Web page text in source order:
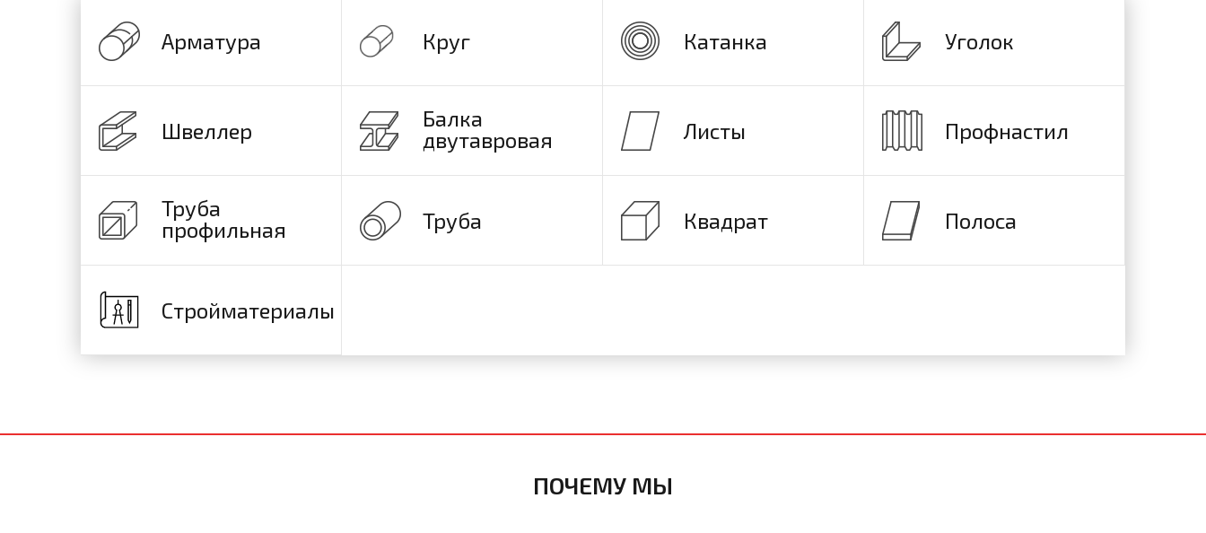
Арматура Круг Катанка Уголок
Швеллер
Балка
двутавровая
Листы Профнастил
Труба
профильная
Труба Квадрат Полоса
Стройматериалы
ПОЧЕМУ МЫ